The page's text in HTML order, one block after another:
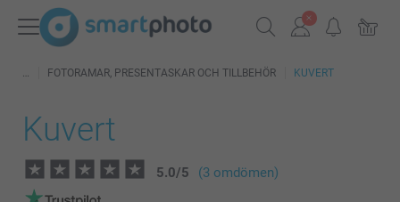
FOTORAMAR, PRESENTASKAR OCH TILLBEHÖR KUVERT
Kuvert
5.0/5 (3 omdömen)